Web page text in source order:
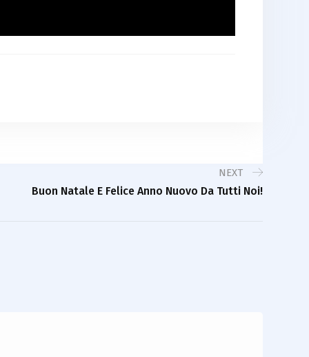
NEXT
Buon Natale E Felice Anno Nuovo Da Tutti Noi!